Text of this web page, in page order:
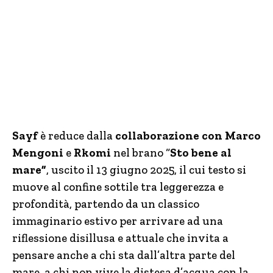
Sayfè reduce dalla collaborazione con Marco
Mengoni e Rkomi nel brano “Sto bene al
mare”, uscito il 13 giugno 2025, il cui testo si
muove al confine sottile tra leggerezza e
profondità, partendo da un classico
immaginario estivo per arrivare ad una
riflessione disillusa e attuale che invita a
pensare anche a chi sta dall’altra parte del